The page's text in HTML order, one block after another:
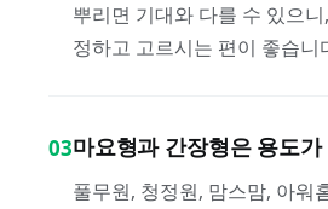
뿌리면 기대와 다를 수 있으
정하고 고르시는 편이 좋습니
03마요형과 간장형은 용도
풀무원, 청정원, 맘스맘, 아워